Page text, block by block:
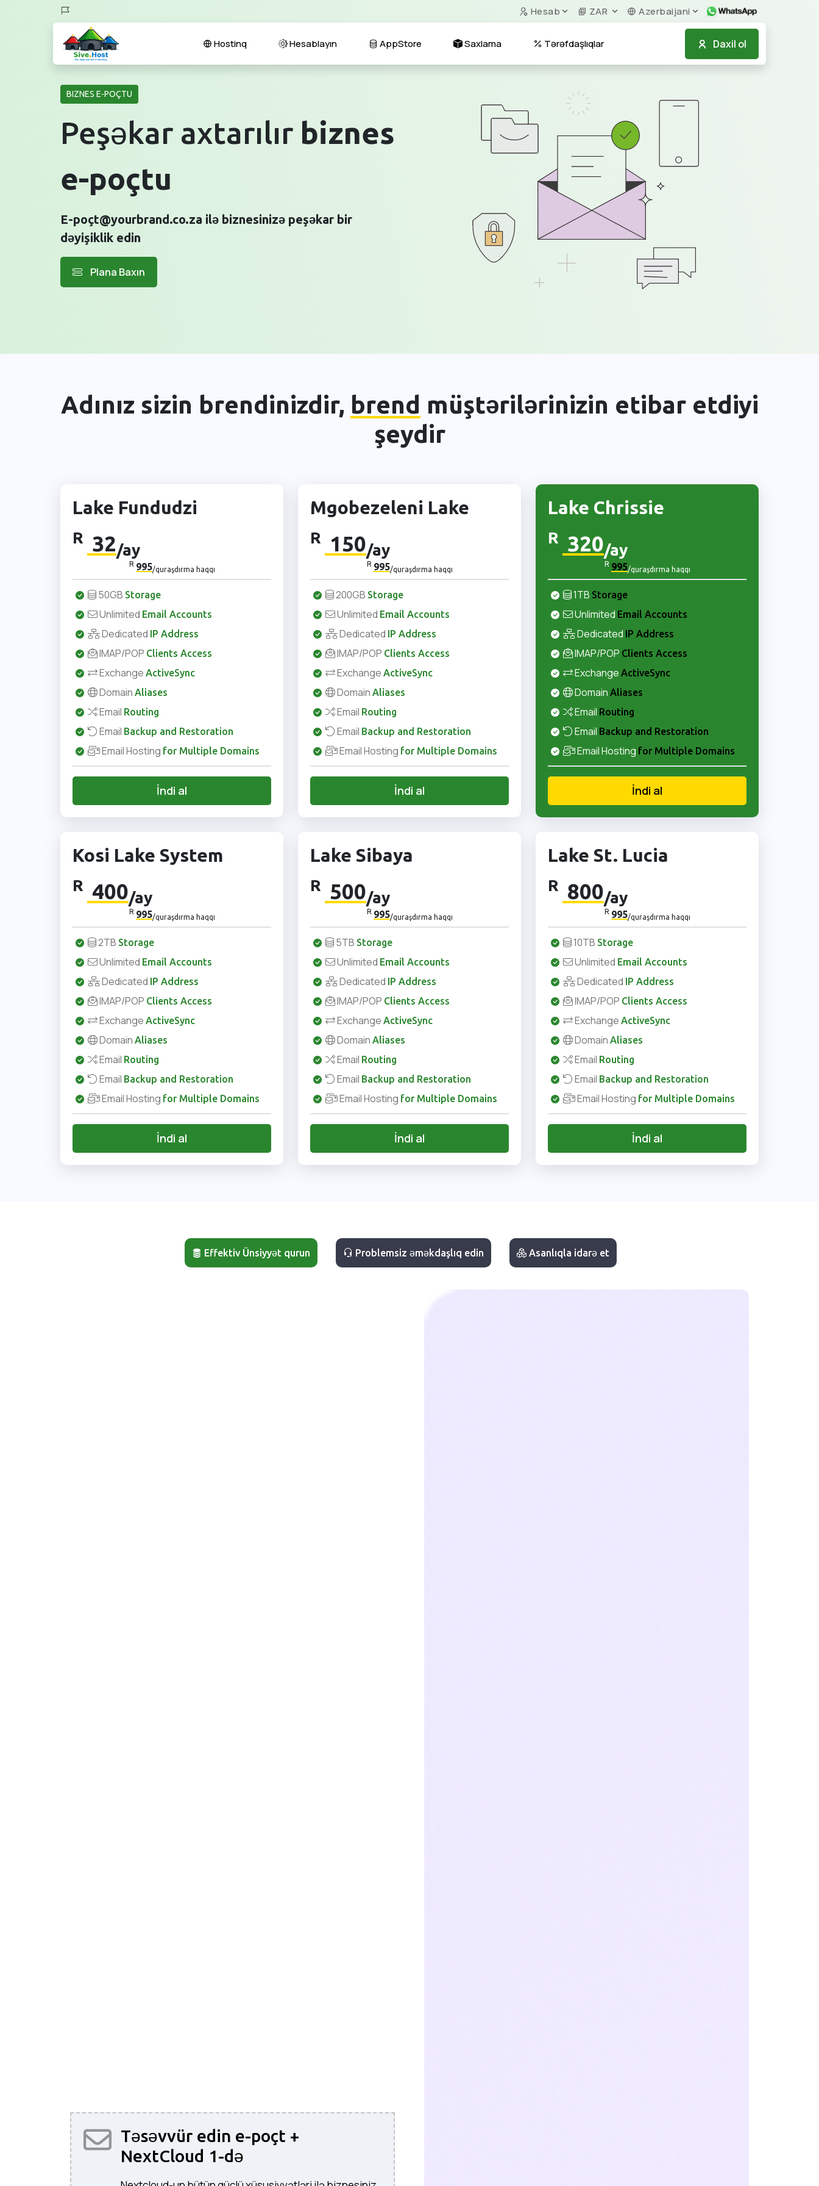
Hesab ZAR Azerbaijani
Daxil ol
Hostinq Hesablayın AppStore Saxlama Tərəfdaşlıqlar
BIZNES E-POÇTU
Peşəkar axtarılır biznes
e-poçtu
E-poçt@yourbrand.co.za ilə biznesinizə peşəkar bir
dəyişiklik edin
Plana Baxın
Adınız sizin brendinizdir, brend müştərilərinizin etibar etdiyi
şeydir
Lake Fundudzi
R 32/ay
R 995/quraşdırma haqqı
50GB Storage
Unlimited Email Accounts
Dedicated IP Address
IMAP/POP Clients Access
Exchange ActiveSync
Domain Aliases
Email Routing
Email Backup and Restoration
Email Hosting for Multiple Domains
İndi al
Mgobezeleni Lake
R 150/ay
R 995/quraşdırma haqqı
200GB Storage
Unlimited Email Accounts
Dedicated IP Address
IMAP/POP Clients Access
Exchange ActiveSync
Domain Aliases
Email Routing
Email Backup and Restoration
Email Hosting for Multiple Domains
İndi al
Lake Chrissie
R 320/ay
R 995/quraşdırma haqqı
1TB Storage
Unlimited Email Accounts
Dedicated IP Address
IMAP/POP Clients Access
Exchange ActiveSync
Domain Aliases
Email Routing
Email Backup and Restoration
Email Hosting for Multiple Domains
İndi al
Kosi Lake System
R 400/ay
R 995/quraşdırma haqqı
2TB Storage
Unlimited Email Accounts
Dedicated IP Address
IMAP/POP Clients Access
Exchange ActiveSync
Domain Aliases
Email Routing
Email Backup and Restoration
Email Hosting for Multiple Domains
İndi al
Lake Sibaya
R 500/ay
R 995/quraşdırma haqqı
5TB Storage
Unlimited Email Accounts
Dedicated IP Address
IMAP/POP Clients Access
Exchange ActiveSync
Domain Aliases
Email Routing
Email Backup and Restoration
Email Hosting for Multiple Domains
İndi al
Lake St. Lucia
R 800/ay
R 995/quraşdırma haqqı
10TB Storage
Unlimited Email Accounts
Dedicated IP Address
IMAP/POP Clients Access
Exchange ActiveSync
Domain Aliases
Email Routing
Email Backup and Restoration
Email Hosting for Multiple Domains
İndi al
Effektiv Ünsiyyət qurun Problemsiz əməkdaşlıq edin Asanlıqla idarə et
Təsəvvür edin e-poçt +
NextCloud 1-də